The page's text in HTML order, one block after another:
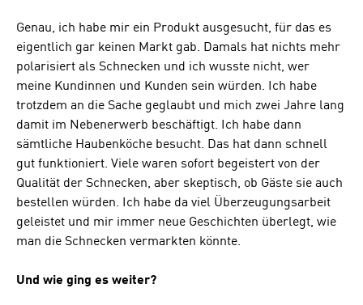
Genau, ich habe mir ein Produkt ausgesucht, für das es
eigentlich gar keinen Markt gab. Damals hat nichts mehr
polarisiert als Schnecken und ich wusste nicht, wer
meine Kundinnen und Kunden sein würden. Ich habe
trotzdem an die Sache geglaubt und mich zwei Jahre lang
damit im Nebenerwerb beschäftigt. Ich habe dann
sämtliche Haubenköche besucht. Das hat dann schnell
gut funktioniert. Viele waren sofort begeistert von der
Qualität der Schnecken, aber skeptisch, ob Gäste sie auch
bestellen würden. Ich habe da viel Überzeugungsarbeit
geleistet und mir immer neue Geschichten überlegt, wie
man die Schnecken vermarkten könnte.
Und wie ging es weiter?